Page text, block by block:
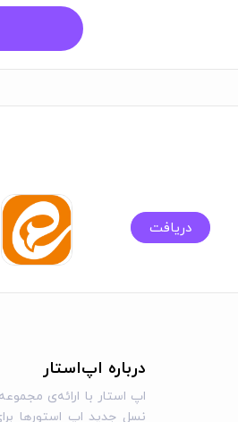
دریافت
درباره اپ‌استار
اپ استار با ارائه‌ی
نسل جدید اپ استورها